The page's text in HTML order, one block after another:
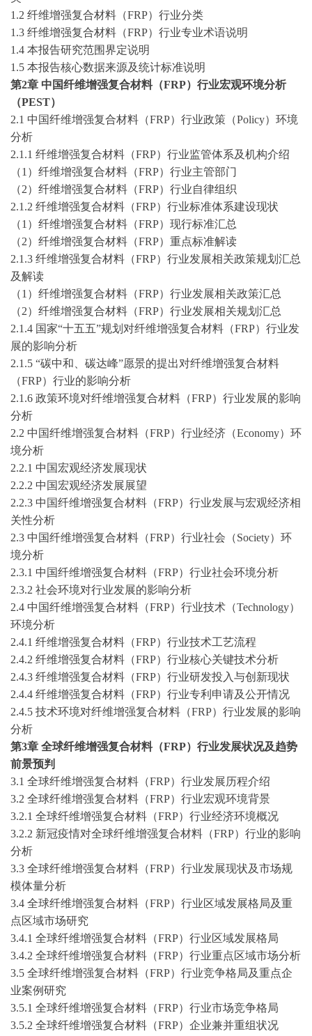
1.2 纤维增强复合材料（FRP）行业分类
1.3 纤维增强复合材料（FRP）行业专业术语说明
1.4 本报告研究范围界定说明
1.5 本报告核心数据来源及统计标准说明
第2章 中国纤维增强复合材料（FRP）行业宏观环境分析
（PEST）
2.1 中国纤维增强复合材料（FRP）行业政策（Policy）环境
分析
2.1.1 纤维增强复合材料（FRP）行业监管体系及机构介绍
（1）纤维增强复合材料（FRP）行业主管部门
（2）纤维增强复合材料（FRP）行业自律组织
2.1.2 纤维增强复合材料（FRP）行业标准体系建设现状
（1）纤维增强复合材料（FRP）现行标准汇总
（2）纤维增强复合材料（FRP）重点标准解读
2.1.3 纤维增强复合材料（FRP）行业发展相关政策规划汇总
及解读
（1）纤维增强复合材料（FRP）行业发展相关政策汇总
（2）纤维增强复合材料（FRP）行业发展相关规划汇总
2.1.4 国家“十五五”规划对纤维增强复合材料（FRP）行业发
展的影响分析
2.1.5 “碳中和、碳达峰”愿景的提出对纤维增强复合材料
（FRP）行业的影响分析
2.1.6 政策环境对纤维增强复合材料（FRP）行业发展的影响
分析
2.2 中国纤维增强复合材料（FRP）行业经济（Economy）环
境分析
2.2.1 中国宏观经济发展现状
2.2.2 中国宏观经济发展展望
2.2.3 中国纤维增强复合材料（FRP）行业发展与宏观经济相
关性分析
2.3 中国纤维增强复合材料（FRP）行业社会（Society）环
境分析
2.3.1 中国纤维增强复合材料（FRP）行业社会环境分析
2.3.2 社会环境对行业发展的影响分析
2.4 中国纤维增强复合材料（FRP）行业技术（Technology）
环境分析
2.4.1 纤维增强复合材料（FRP）行业技术工艺流程
2.4.2 纤维增强复合材料（FRP）行业核心关键技术分析
2.4.3 纤维增强复合材料（FRP）行业研发投入与创新现状
2.4.4 纤维增强复合材料（FRP）行业专利申请及公开情况
2.4.5 技术环境对纤维增强复合材料（FRP）行业发展的影响
分析
第3章 全球纤维增强复合材料（FRP）行业发展状况及趋势
前景预判
3.1 全球纤维增强复合材料（FRP）行业发展历程介绍
3.2 全球纤维增强复合材料（FRP）行业宏观环境背景
3.2.1 全球纤维增强复合材料（FRP）行业经济环境概况
3.2.2 新冠疫情对全球纤维增强复合材料（FRP）行业的影响
分析
3.3 全球纤维增强复合材料（FRP）行业发展现状及市场规
模体量分析
3.4 全球纤维增强复合材料（FRP）行业区域发展格局及重
点区域市场研究
3.4.1 全球纤维增强复合材料（FRP）行业区域发展格局
3.4.2 全球纤维增强复合材料（FRP）行业重点区域市场分析
3.5 全球纤维增强复合材料（FRP）行业竞争格局及重点企
业案例研究
3.5.1 全球纤维增强复合材料（FRP）行业市场竞争格局
3.5.2 全球纤维增强复合材料（FRP）企业兼并重组状况